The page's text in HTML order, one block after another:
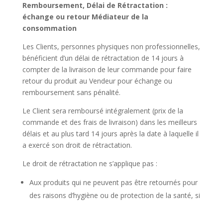
Remboursement, Délai de Rétractation :
échange ou retour Médiateur de la
consommation
Les Clients, personnes physiques non professionnelles,
bénéficient d’un délai de rétractation de 14 jours à
compter de la livraison de leur commande pour faire
retour du produit au Vendeur pour échange ou
remboursement sans pénalité.
Le Client sera remboursé intégralement (prix de la
commande et des frais de livraison) dans les meilleurs
délais et au plus tard 14 jours après la date à laquelle il
a exercé son droit de rétractation.
Le droit de rétractation ne s’applique pas :
Aux produits qui ne peuvent pas être retournés pour
des raisons d’hygiène ou de protection de la santé, si